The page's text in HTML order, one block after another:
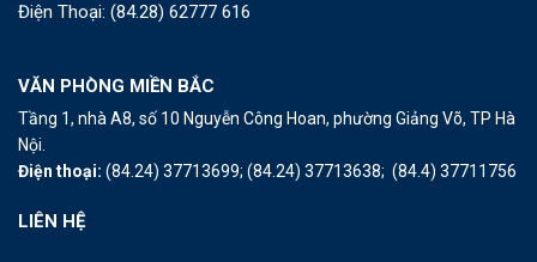
Điện Thoại: (84.28) 62777 616
VĂN PHÒNG MIỀN BẮC
Tầng 1, nhà A8, số 10 Nguyễn Công Hoan, phường Giảng Võ, TP Hà
Nội.
Điện thoại: (84.24) 37713699; (84.24) 37713638; (84.4) 37711756
LIÊN HỆ